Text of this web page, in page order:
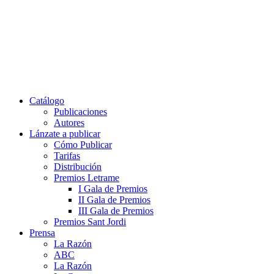
Catálogo
Publicaciones
Autores
Lánzate a publicar
Cómo Publicar
Tarifas
Distribución
Premios Letrame
I Gala de Premios
II Gala de Premios
III Gala de Premios
Premios Sant Jordi
Prensa
La Razón
ABC
La Razón